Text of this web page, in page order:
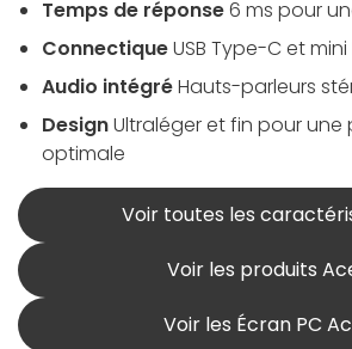
Temps de réponse6 ms pour
ConnectiqueUSB Type-C et mini
Audio intégréHauts-parleurs
DesignUltraléger et fin pour une
optimale
Voir toutes les
Voir les produits
Voir les Écran PC